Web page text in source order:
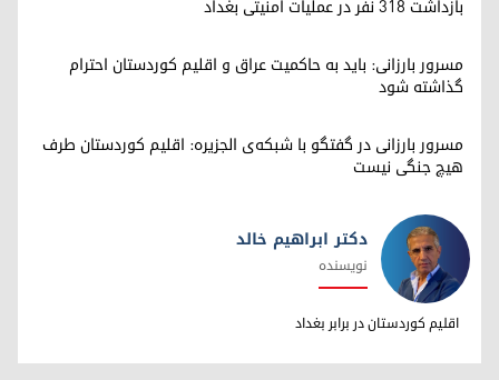
بازداشت ۳۱۸ نفر در عملیات امنیتی بغداد
مسرور بارزانی: باید به حاکمیت عراق و اقلیم کوردستان احترام
گذاشته شود
مسرور بارزانی در گفتگو با شبکه‌ی الجزیره: اقلیم کوردستان طرف
هیچ جنگی نیست
دکتر ابراهیم خالد
دکتر ابراهیم خالد
نویسنده
اقلیم کوردستان در برابر بغداد